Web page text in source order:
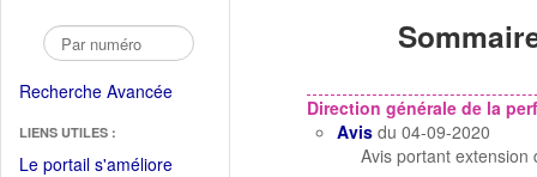
Recherche Avancée
LIENS UTILES :
Le portail s'améliore(Fichier
Direction générale de la
Avis du 04-09-2020
Avis portant